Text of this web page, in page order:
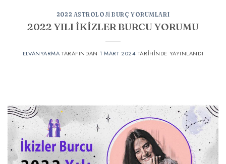
2022 ASTROLOJI BURÇ YORUMLARI
2022 YILI İKİZLER BURCU YORUMU
ELVANYARMA TARAFINDAN 1 MART 2024 TARIHINDE YAYINLANDI